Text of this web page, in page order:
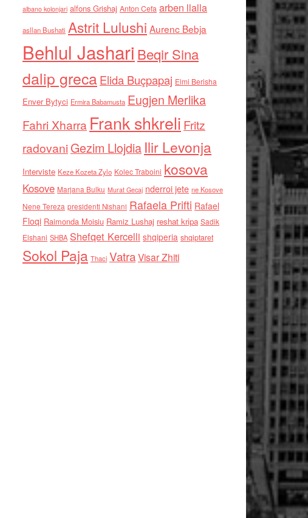
albano kolonjari alfons Grishaj Anton Cefa arben llalla
asllan Bushati Astrit Lulushi Aurenc Bebja
Behlul Jashari Beqir Sina
dalip grecaElida Buçpapaj Elmi Berisha
Enver Bytyci Ermira Babamusta Eugjen Merlika
Fahri Xharra Frank shkreli Fritz
radovaniGezim Llojdia Ilir Levonja
Interviste Keze Kozeta Zylo Kolec Traboini kosova
Kosove Marjana Bulku Murat Gecaj nderroi jete ne Kosove
Nene Tereza presidenti Nishani Rafaela Prifti Rafael
Floqi Raimonda Moisiu Ramiz Lushaj reshat kripa Sadik
Elshani SHBA Shefqet Kercelli shqiperia shqiptaret
Sokol Paja Thaci VatraVisar Zhiti